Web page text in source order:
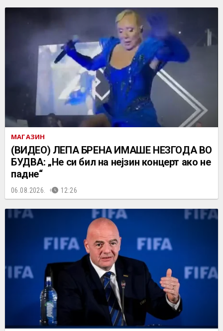
МАГАЗИН
(ВИДЕО) ЛЕПА БРЕНА ИМАШЕ НЕЗГОДА ВО
БУДВА: „Не си бил на нејзин концерт ако не
падне“
06.08.2026. 12:26